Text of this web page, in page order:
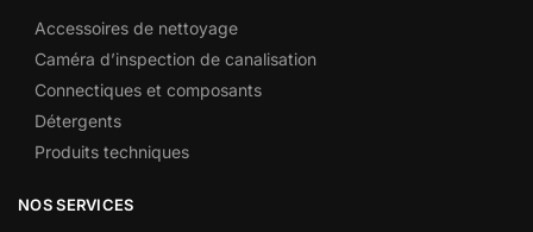
Accessoires de nettoyage
Caméra d’inspection de canalisation
Connectiques et composants
Détergents
Produits techniques
NOS SERVICES